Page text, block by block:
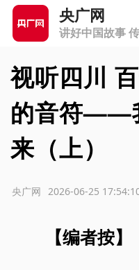
央广网
讲好中国故事
视听四川
的音符——
来（上）
2026-06-25
央广网
【编者按】